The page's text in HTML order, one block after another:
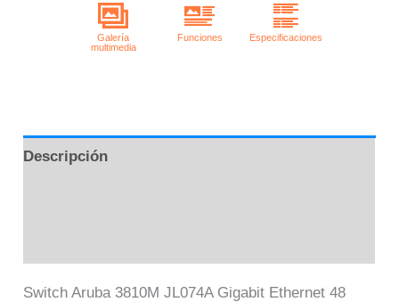
Descripción
Switch Aruba 3810M JL074A Gigabit Ethernet 48